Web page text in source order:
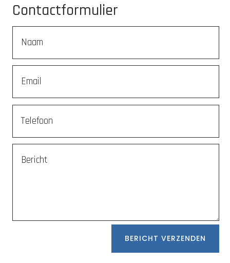
Contactformulier
BERICHT VERZENDEN